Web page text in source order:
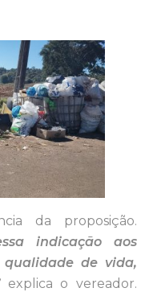
da proposição.
indicação aos
de vida,
explica o vereador.